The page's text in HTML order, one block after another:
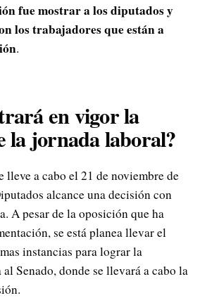
fue mostrar a los diputados y
los trabajadores que están a
.
en vigor la
la jornada laboral?
lleve a cabo el 21 de noviembre de
alcance una decisión con
A pesar de la oposición que ha
se está planea llevar el
instancias para lograr la
Senado, donde se llevará a cabo la